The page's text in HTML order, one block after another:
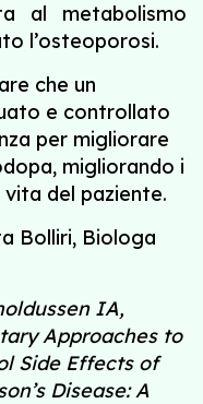
al metabolismo
l’osteoporosi.
che un
e controllato
per migliorare
migliorando i
del paziente.
Bolliri, Biologa
IA,
Approaches to
Side Effects of
Disease: A